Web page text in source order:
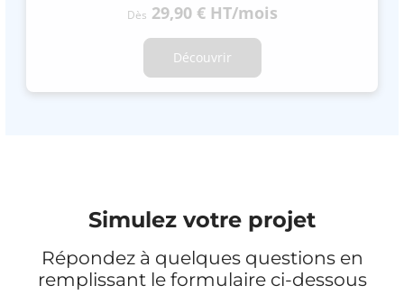
Dès 29,90 € HT/mois
Découvrir
Simulez votre projet
Répondez à quelques questions en
remplissant le formulaire ci-dessous